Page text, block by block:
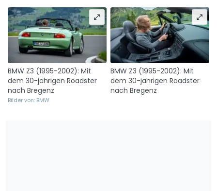
BMW Z3 (1995-2002): Mit
dem 30-jährigen Roadster
nach Bregenz
Bilder von: BMW
BMW Z3 (1995-2002): Mit
dem 30-jährigen Roadster
nach Bregenz